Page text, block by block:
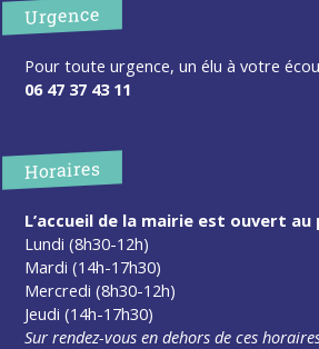
Urgence
Pour toute urgence, un élu à votre
06 47 37 43 11
Horaires
L’accueil de la mairie est ouvert au
Lundi (8h30-12h)
Mardi (14h-17h30)
Mercredi (8h30-12h)
Jeudi (14h-17h30)
Sur rendez-vous en dehors de ces